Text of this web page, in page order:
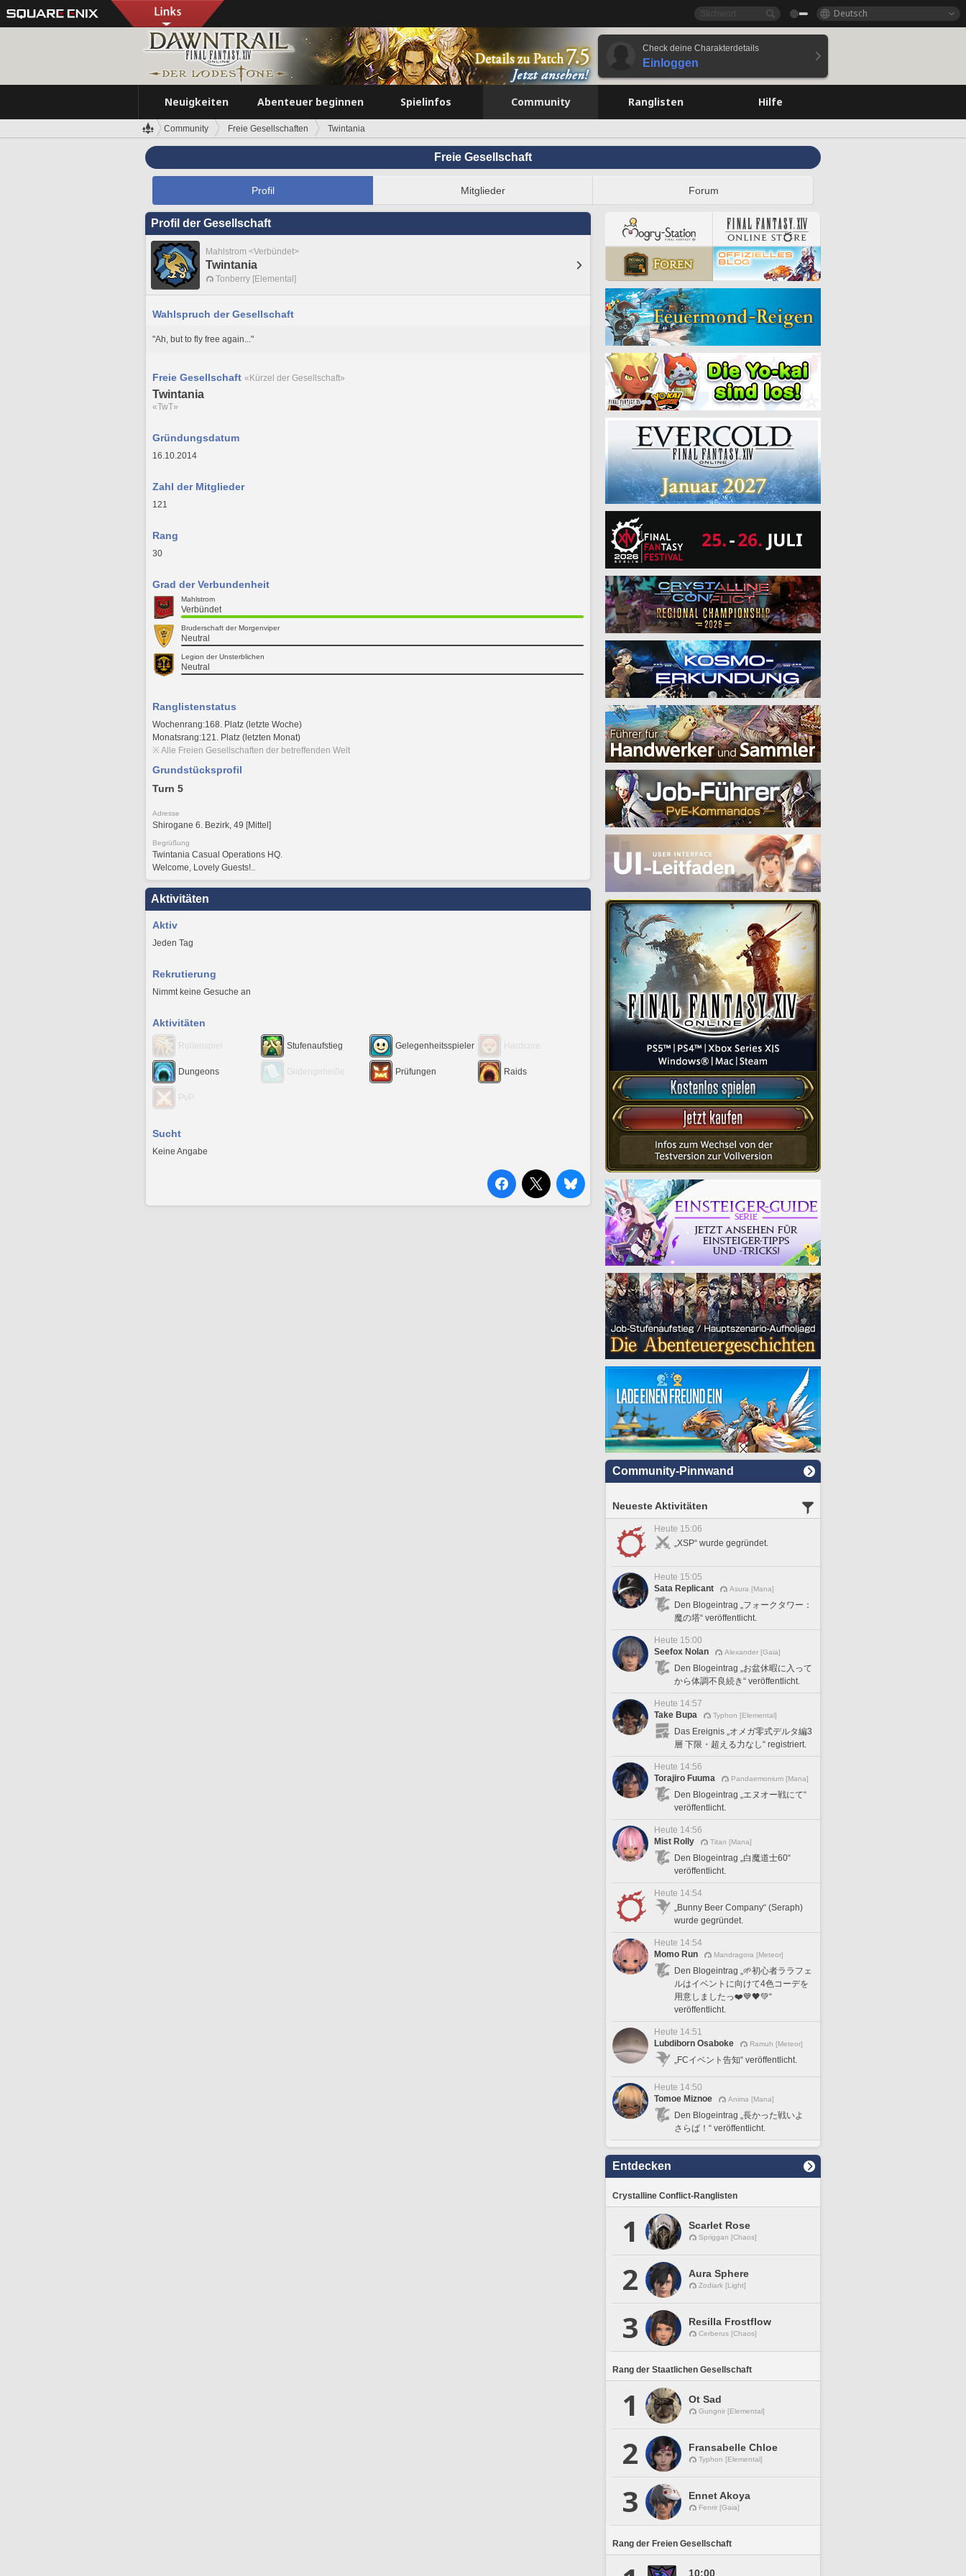
Deutsch
Check deine Charakterdetails
Einloggen
Neuigkeiten Abenteuer beginnen Spielinfos Community Ranglisten Hilfe
Community Freie Gesellschaften Twintania
Freie Gesellschaft
Profil Mitglieder Forum
Profil der Gesellschaft
Mahlstrom <Verbündet>
Twintania
Tonberry [Elemental]
Wahlspruch der Gesellschaft
"Ah, but to fly free again..."
Freie Gesellschaft «Kürzel der Gesellschaft»
Twintania
«TwT»
Gründungsdatum
16.10.2014
Zahl der Mitglieder
121
Rang
30
Grad der Verbundenheit
Mahlstrom
Verbündet
Bruderschaft der Morgenviper
Neutral
Legion der Unsterblichen
Neutral
Ranglistenstatus
Wochenrang:168. Platz (letzte Woche)
Monatsrang:121. Platz (letzten Monat)
※ Alle Freien Gesellschaften der betreffenden Welt
Grundstücksprofil
Turn 5
Adresse
Shirogane 6. Bezirk, 49 [Mittel]
Begrüßung
Twintania Casual Operations HQ.
Welcome, Lovely Guests!..
Aktivitäten
Aktiv
Jeden Tag
Rekrutierung
Nimmt keine Gesuche an
Aktivitäten
Rollenspiel Stufenaufstieg Gelegenheitsspieler Hardcore
Dungeons Gildengeheiße Prüfungen Raids
PvP
Sucht
Keine Angabe
Community-Pinnwand
Neueste Aktivitäten
Heute 15:06
„XSP“ wurde gegründet.
Heute 15:05
Sata Replicant
Asura [Mana]
Den Blogeintrag „フォークタワー：
魔の塔“ veröffentlicht.
Heute 15:00
Seefox Nolan
Alexander [Gaia]
Den Blogeintrag „お盆休暇に入って
から体調不良続き“ veröffentlicht.
Heute 14:57
Take Bupa
Typhon [Elemental]
Das Ereignis „オメガ零式デルタ編3
層 下限・超える力なし“ registriert.
Heute 14:56
Torajiro Fuuma
Pandaemonium [Mana]
Den Blogeintrag „エヌオー戦にて“
veröffentlicht.
Heute 14:56
Mist Rolly
Titan [Mana]
Den Blogeintrag „白魔道士60“
veröffentlicht.
Heute 14:54
„Bunny Beer Company“ (Seraph)
wurde gegründet.
Heute 14:54
Momo Run
Mandragora [Meteor]
Den Blogeintrag „🌱初心者ララフェ
ルはイベントに向けて4色コーデを
用意しましたっ❤️💙🖤💚“
veröffentlicht.
Heute 14:51
Lubdiborn Osaboke
Ramuh [Meteor]
„FCイベント告知“ veröffentlicht.
Heute 14:50
Tomoe Miznoe
Anima [Mana]
Den Blogeintrag „長かった戦いよ
さらば！“ veröffentlicht.
Entdecken
Crystalline Conflict-Ranglisten
1 Scarlet Rose
Spriggan [Chaos]
2 Aura Sphere
Zodiark [Light]
3 Resilla Frostflow
Cerberus [Chaos]
Rang der Staatlichen Gesellschaft
1 Ot Sad
Gungnir [Elemental]
2 Fransabelle Chloe
Typhon [Elemental]
3 Ennet Akoya
Fenrir [Gaia]
Rang der Freien Gesellschaft
10:00